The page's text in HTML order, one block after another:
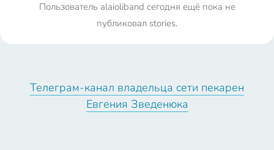
Пользователь alaioliband сегодня ещё пока не
публиковал stories.
Телеграм-канал владельца сети пекарен
Евгения Зведенюка